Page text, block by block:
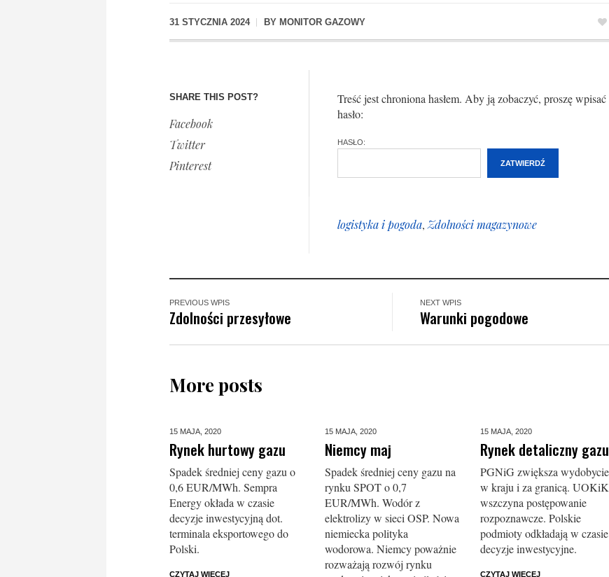
31 STYCZNIA 2024 BY MONITOR GAZOWY
SHARE THIS POST?
Facebook
Twitter
Pinterest
Treść jest chroniona hasłem. Aby ją zobaczyć, proszę wpisać
hasło:
HASŁO:
logistyka i pogoda,Zdolności magazynowe
PREVIOUS WPIS
Zdolności przesyłowe
NEXT WPIS
Warunki pogodowe
More posts
15 MAJA, 2020
Rynek hurtowy gazu
Spadek średniej ceny gazu o
0,6 EUR/MWh. Sempra
Energy okłada w czasie
decyzje inwestycyjną dot.
terminala eksportowego do
Polski.
CZYTAJ WIĘCEJ
15 MAJA, 2020
Niemcy maj
Spadek średniej ceny gazu na
rynku SPOT o 0,7
EUR/MWh. Wodór z
elektrolizy w sieci OSP. Nowa
niemiecka polityka
wodorowa. Niemcy poważnie
rozważają rozwój rynku
15 MAJA, 2020
Rynek detaliczny gazu
PGNiG zwiększa wydobycie
w kraju i za granicą. UOKiK
wszczyna postępowanie
rozpoznawcze. Polskie
podmioty odkładają w czasie
decyzje inwestycyjne.
CZYTAJ WIĘCEJ